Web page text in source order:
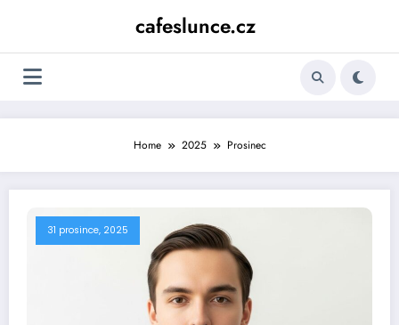
cafeslunce.cz
Home 2025 Prosinec
31 prosince, 2025